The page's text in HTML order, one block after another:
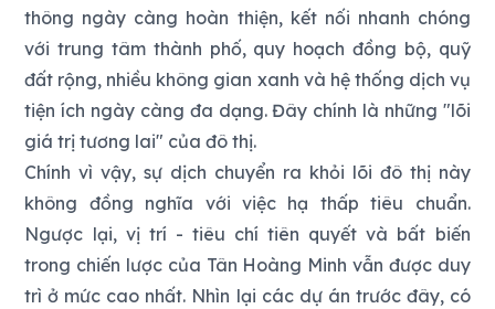
thông ngày càng hoàn thiện, kết nối nhanh chóng
với trung tâm thành phố, quy hoạch đồng bộ, quỹ
đất rộng, nhiều không gian xanh và hệ thống dịch vụ
tiện ích ngày càng đa dạng. Đây chính là những "lõi
giá trị tương lai" của đô thị.
Chính vì vậy, sự dịch chuyển ra khỏi lõi đô thị này
không đồng nghĩa với việc hạ thấp tiêu chuẩn.
Ngược lại, vị trí - tiêu chí tiên quyết và bất biến
trong chiến lược của Tân Hoàng Minh vẫn được duy
trì ở mức cao nhất. Nhìn lại các dự án trước đây, có